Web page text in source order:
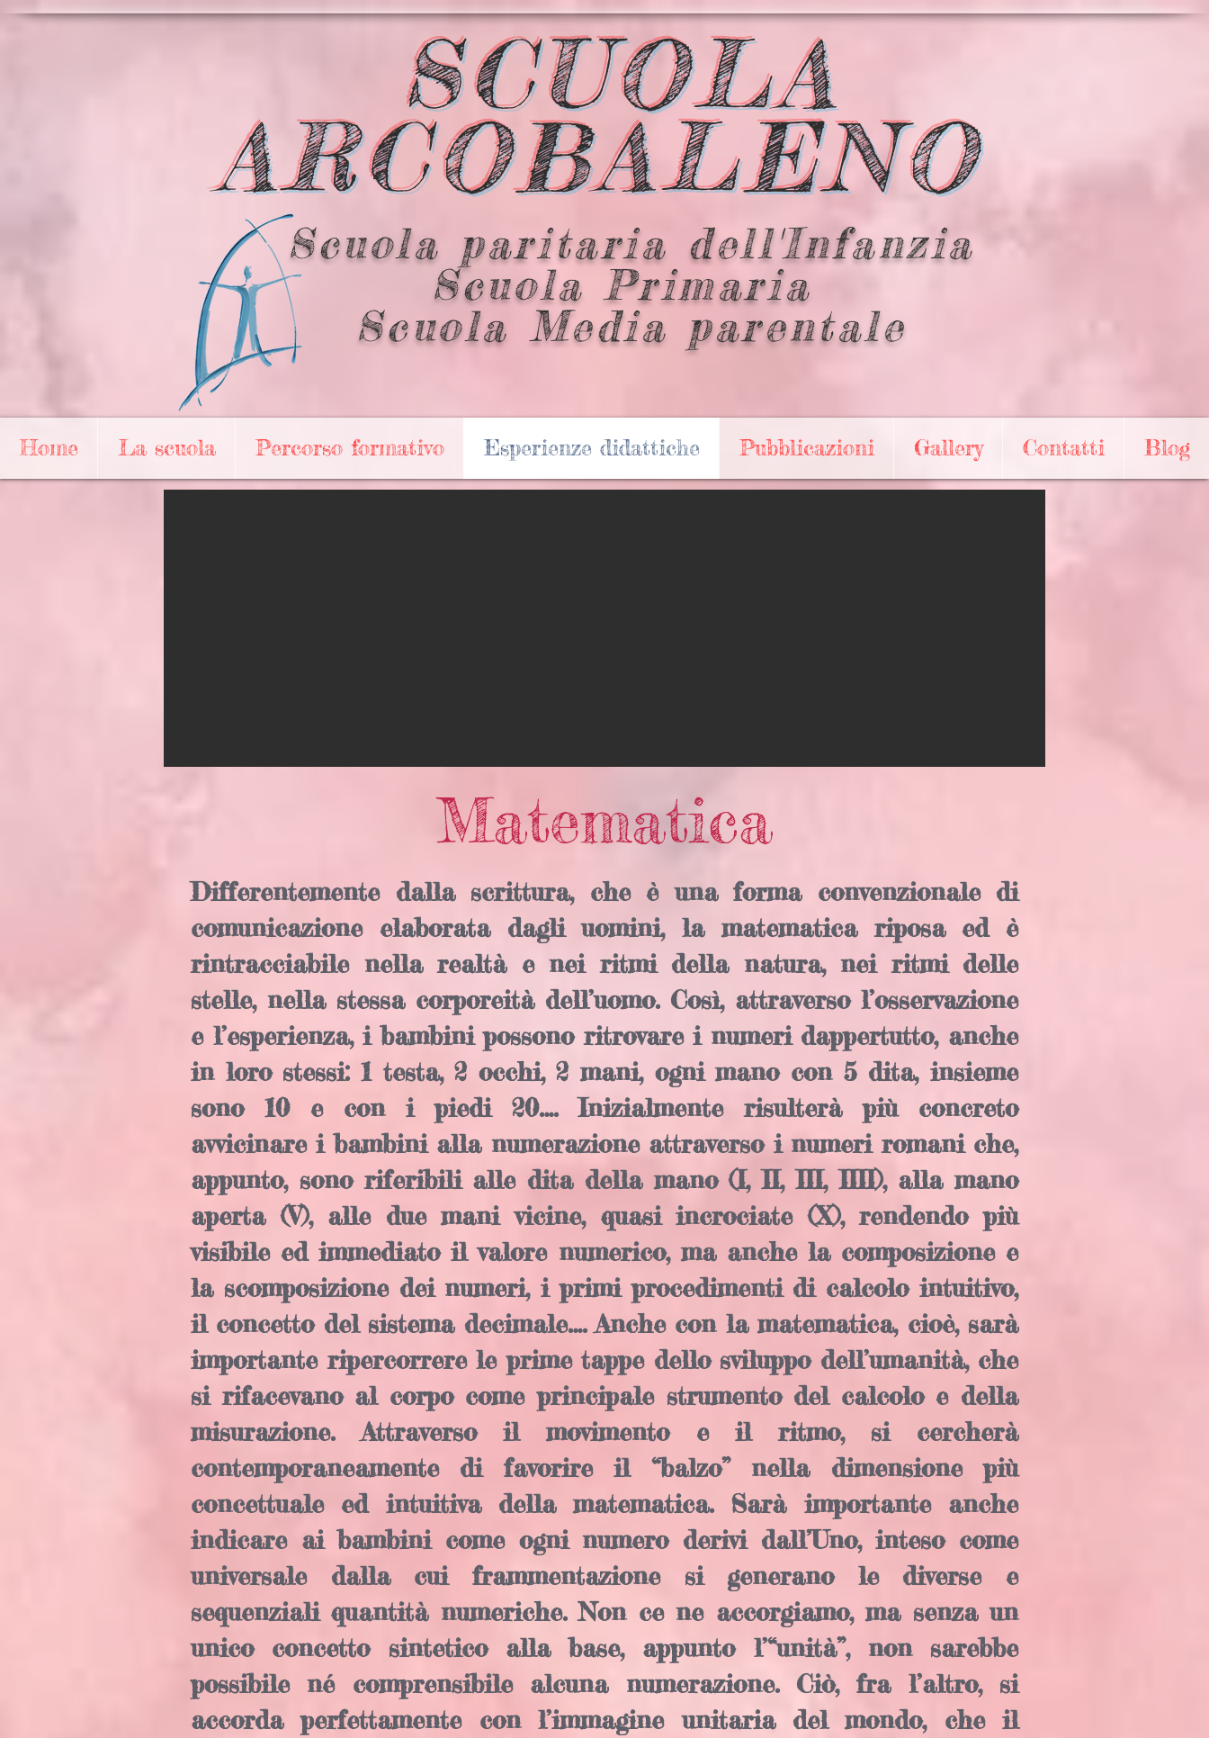
SCUOLA
ARCOBALENO
Scuola paritaria dell'Infanzia
Scuola Primaria
Scuola Media parentale
Home La scuola Percorso formativo Esperienze didattiche Pubblicazioni Gallery Contatti Blog
Matematica
Differentemente dalla scrittura, che è una forma convenzionale di
comunicazione elaborata dagli uomini, la matematica riposa ed è
rintracciabile nella realtà e nei ritmi della natura, nei ritmi delle
stelle, nella stessa corporeità dell’uomo. Così, attraverso l’osservazione
e l’esperienza, i bambini possono ritrovare i numeri dappertutto, anche
in loro stessi: 1 testa, 2 occhi, 2 mani, ogni mano con 5 dita, insieme
sono 10 e con i piedi 20…. Inizialmente risulterà più concreto
avvicinare i bambini alla numerazione attraverso i numeri romani che,
appunto, sono riferibili alle dita della mano (I, II, III, IIII), alla mano
aperta (V), alle due mani vicine, quasi incrociate (X), rendendo più
visibile ed immediato il valore numerico, ma anche la composizione e
la scomposizione dei numeri, i primi procedimenti di calcolo intuitivo,
il concetto del sistema decimale…. Anche con la matematica, cioè, sarà
importante ripercorrere le prime tappe dello sviluppo dell’umanità, che
si rifacevano al corpo come principale strumento del calcolo e della
misurazione. Attraverso il movimento e il ritmo, si cercherà
contemporaneamente di favorire il “balzo” nella dimensione più
concettuale ed intuitiva della matematica. Sarà importante anche
indicare ai bambini come ogni numero derivi dall’Uno, inteso come
universale dalla cui frammentazione si generano le diverse e
sequenziali quantità numeriche. Non ce ne accorgiamo, ma senza un
unico concetto sintetico alla base, appunto l’“unità”, non sarebbe
possibile né comprensibile alcuna numerazione. Ciò, fra l’altro, si
accorda perfettamente con l’immagine unitaria del mondo, che il